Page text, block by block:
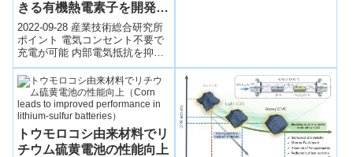
きる有機熱電素子を開発～
手のひらに収まるわずか5
gの薄膜積層素子～
2022-09-28 産業技術総合研究所
ポイント 電気コンセント不要で
充電が可能 内部電気抵抗を抑え
て出力電圧を上げられる素子を
開発 IoT用などの既存電子機器...
トウモロコシ由来材料でリ
チウム硫黄電池の性能向上